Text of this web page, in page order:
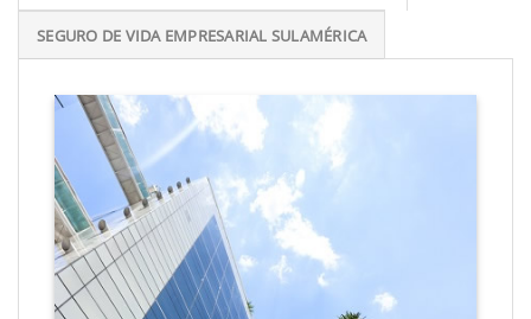
SEGURO DE VIDA EMPRESARIAL SULAMÉRICA